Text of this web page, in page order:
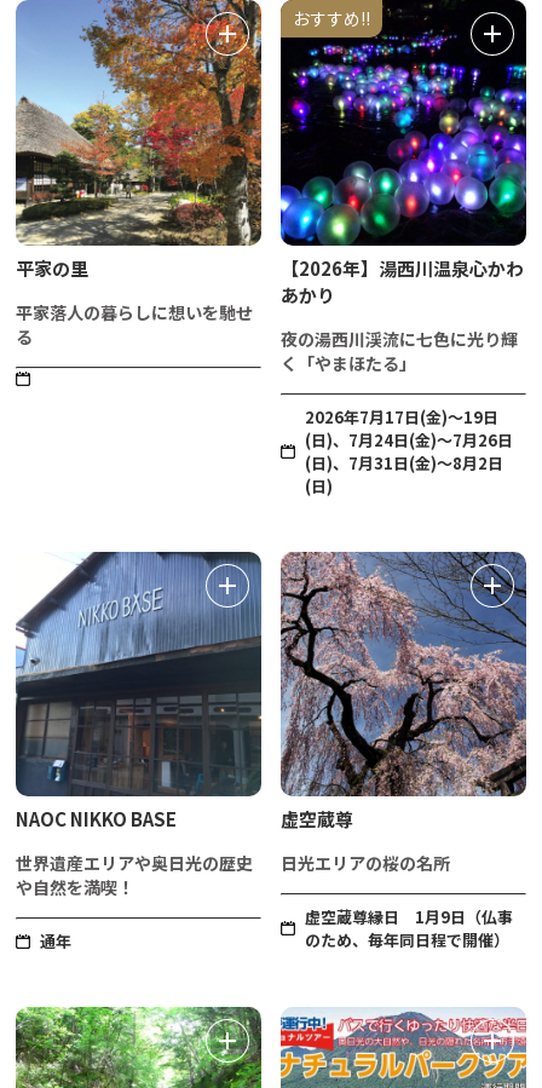
平家の里
平家落人の暮らしに想いを馳せ
る
おすすめ!!
【2026年】湯西川温泉心かわ
あかり
夜の湯西川渓流に七色に光り輝
く「やまほたる」
2026年7月17日(金)～19日
(日)、7月24日(金)～7月26日
(日)、7月31日(金)～8月2日
(日)
NAOC NIKKO BASE
世界遺産エリアや奥日光の歴史
や自然を満喫！
通年
虚空蔵尊
日光エリアの桜の名所
虚空蔵尊縁日 1月9日（仏事
のため、毎年同日程で開催）